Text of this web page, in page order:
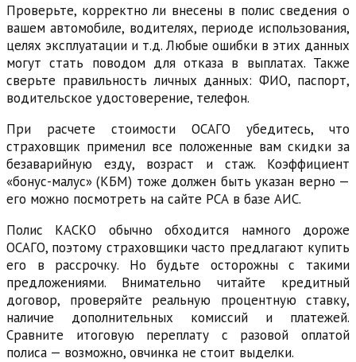
Проверьте, корректно ли внесены в полис сведения о
вашем автомобиле, водителях, периоде использования,
целях эксплуатации и т.д. Любые ошибки в этих данных
могут стать поводом для отказа в выплатах. Также
сверьте правильность личных данных: ФИО, паспорт,
водительское удостоверение, телефон.
При расчете стоимости ОСАГО убедитесь, что
страховщик применил все положенные вам скидки за
безаварийную езду, возраст и стаж. Коэффициент
«бонус-малус» (КБМ) тоже должен быть указан верно —
его можно посмотреть на сайте РСА в базе АИС.
Полис КАСКО обычно обходится намного дороже
ОСАГО, поэтому страховщики часто предлагают купить
его в рассрочку. Но будьте осторожны с такими
предложениями. Внимательно читайте кредитный
договор, проверяйте реальную процентную ставку,
наличие дополнительных комиссий и платежей.
Сравните итоговую переплату с разовой оплатой
полиса — возможно, овчинка не стоит выделки.